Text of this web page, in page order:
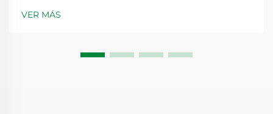
internacionales. Vea resultados reales y escálelos más
rápido. Obtenga más información.
VER MÁS